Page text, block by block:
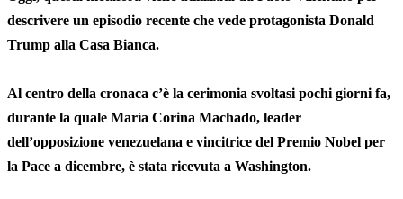
descrivere un episodio recente che vede protagonista Donald
Trump alla Casa Bianca.
Al centro della cronaca c’è la cerimonia svoltasi pochi giorni fa,
durante la quale María Corina Machado, leader
dell’opposizione venezuelana e vincitrice del Premio Nobel per
la Pace a dicembre, è stata ricevuta a Washington.